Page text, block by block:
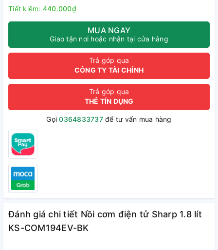
Tiết kiệm: 440.000₫
MUA NGAY
Giao tận nơi hoặc nhận tại cửa hàng
Trả góp qua
CÔNG TY TÀI CHÍNH
Trả góp qua
THẺ TÍN DỤNG
Gọi0364833737để tư vấn mua hàng
Đánh giá chi tiết Nồi cơm điện tử Sharp 1.8 lít
KS-COM194EV-BK